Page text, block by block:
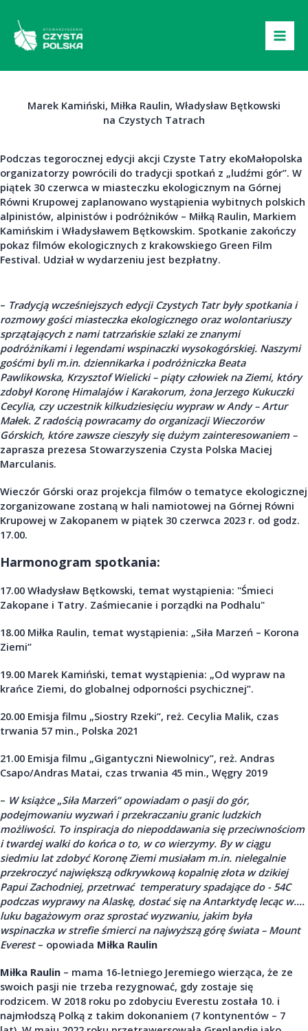
treści
Marek Kamiński, Miłka Raulin, Władysław Bętkowski
na Czystych Tatrach
Podczas tegorocznej edycji akcji Czyste Tatry ekoMałopolska
organizatorzy powrócili do tradycji spotkań z „ludźmi gór”. W
piątek 30 czerwca w miasteczku ekologicznym na Górnej
Równi Krupowej zaplanowano wystąpienia wybitnych polskich
alpinistów, alpinistów i podróżników – Miłką Raulin, Markiem
Kamińskim i Władysławem Bętkowskim. Spotkanie zakończy
pokaz filmów ekologicznych z krakowskiego Green Film
Festival. Udział w wydarzeniu jest bezpłatny.
– Tradycją wcześniejszych edycji Czystych Tatr były spotkania i
rozmowy gości miasteczka ekologicznego oraz wolontariuszy
sprzątających z nami tatrzańskie szlaki ze znanymi
podróżnikami i legendami wspinaczki wysokogórskiej. Naszymi
gośćmi byli m.in. dziennikarka i podróżniczka Beata
Pawlikowska, Krzysztof Wielicki – piąty człowiek na Ziemi, który
zdobył Koronę Himalajów i Karakorum, żona Jerzego Kukuczki
Cecylia, czy uczestnik kilkudziesięciu wypraw w Andy – Artur
Małek. Z radością powracamy do organizacji Wieczorów
Górskich, które zawsze cieszyły się dużym zainteresowaniem –
zaprasza prezesa Stowarzyszenia Czysta Polska Maciej
Marculanis.
Wieczór Górski oraz projekcja filmów o tematyce ekologicznej
zorganizowane zostaną w hali namiotowej na Górnej Równi
Krupowej w Zakopanem w piątek 30 czerwca 2023 r. od godz.
17.00.
Harmonogram spotkania:
17.00 Władysław Bętkowski, temat wystąpienia: "Śmieci
Zakopane i Tatry. Zaśmiecanie i porządki na Podhalu"
18.00 Miłka Raulin, temat wystąpienia: „Siła Marzeń – Korona
Ziemi”
19.00 Marek Kamiński, temat wystąpienia: „Od wypraw na
krańce Ziemi, do globalnej odporności psychicznej”.
20.00 Emisja filmu „Siostry Rzeki”, reż. Cecylia Malik, czas
trwania 57 min., Polska 2021
21.00 Emisja filmu „Gigantyczni Niewolnicy”, reż. Andras
Csapo/Andras Matai, czas trwania 45 min., Węgry 2019
– W książce„Siła Marzeń” opowiadam o pasji do gór,
podejmowaniu wyzwań i przekraczaniu granic ludzkich
możliwości. To inspiracja do niepoddawania się przeciwnościom
i twardej walki do końca o to, w co wierzymy. By w ciągu
siedmiu lat zdobyć Koronę Ziemi musiałam m.in. nielegalnie
przekroczyć największą odkrywkową kopalnię złota w dzikiej
Papui Zachodniej, przetrwać temperatury spadające do - 54C
podczas wyprawy na Alaskę, dostać się na Antarktydę lecąc w....
luku bagażowym oraz sprostać wyzwaniu, jakim była
wspinaczka w strefie śmierci na najwyższą górę świata – Mount
Everest– opowiada Miłka Raulin
Miłka Raulin – mama 16-letniego Jeremiego wierząca, że ze
swoich pasji nie trzeba rezygnować, gdy zostaje się
rodzicem. W 2018 roku po zdobyciu Everestu została 10. i
najmłodszą Polką z takim dokonaniem (7 kontynentów – 7